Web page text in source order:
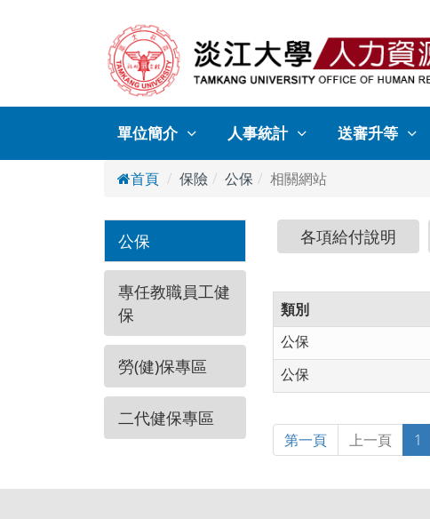
單位簡介 人事統計 送審升等
首頁 保險 公保 相關網站
公保
專任教職員工健
保
勞(健)保專區
二代健保專區
各項給付說明
類別
公保
公保
第一頁 上一頁 1